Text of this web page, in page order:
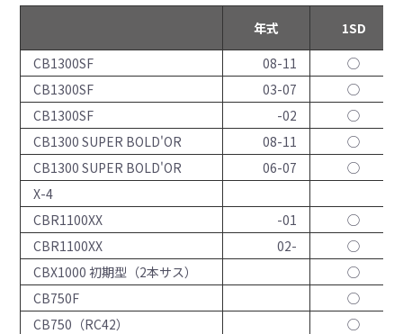
年式
1SD
CB1300SF
08-11
◯
CB1300SF
03-07
◯
CB1300SF
-02
◯
CB1300 SUPER BOLD'OR
08-11
◯
CB1300 SUPER BOLD'OR
06-07
◯
X-4
CBR1100XX
-01
◯
CBR1100XX
02-
◯
CBX1000 初期型（2本サス）
◯
CB750F
◯
CB750（RC42）
◯